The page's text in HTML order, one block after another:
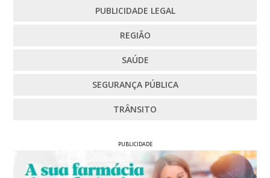
PUBLICIDADE LEGAL
REGIÃO
SAÚDE
SEGURANÇA PÚBLICA
TRÂNSITO
PUBLICIDADE